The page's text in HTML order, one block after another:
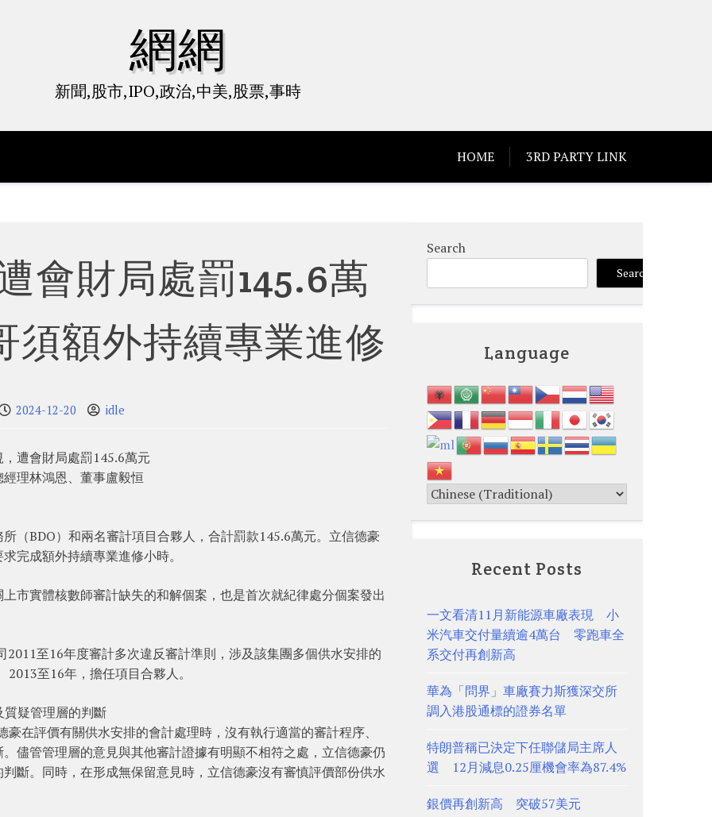
網網
新聞,股市,IPO,政治,中美,股票,事時
HOME 3RD PARTY LINK
會財局處罰145.6萬
額外持續專業進修
2024-12-20 idle
遭會財局處罰145.6萬元
理林鴻恩、董事盧毅恒
（BDO）和兩名審計項目合夥人，合計罰款145.6萬元。立信德豪
完成額外持續專業進修小時。
市實體核數師審計缺失的和解個案，也是首次就紀律處分個案發出
至16年度審計多次違反審計準則，涉及該集團多個供水安排的
至16年，擔任項目合夥人。
疑管理層的判斷
在評價有關供水安排的會計處理時，沒有執行適當的審計程序、
儘管管理層的意見與其他審計證據有明顯不相符之處，立信德豪仍
斷。同時，在形成無保留意見時，立信德豪沒有審慎評價部份供水
Search
Search
Language
Recent Posts
一文看清11月新能源車廠表現 小
米汽車交付量續逾4萬台 零跑車全
系交付再創新高
華為「問界」車廠賽力斯獲深交所
調入港股通標的證券名單
特朗普稱已決定下任聯儲局主席人
選 12月減息0.25厘機會率為87.4%
銀價再創新高 突破57美元